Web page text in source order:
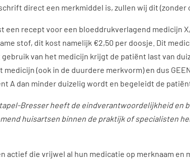
direct een merkmiddel is, zullen wij dit
een recept voor een bloeddrukverlagend medicijn
stof, dit kost namelijk €2,50 per doosje. Dit
van het medicijn krijgt de patiënt last van
(ook in de duurdere merkvorm) en dus
A dan minder duizelig wordt en begeleidt de
Bresser heeft de eindverantwoordelijkheid en
huisartsen binnen de praktijk of specialisten
actief die vrijwel al hun medicatie op merknaam